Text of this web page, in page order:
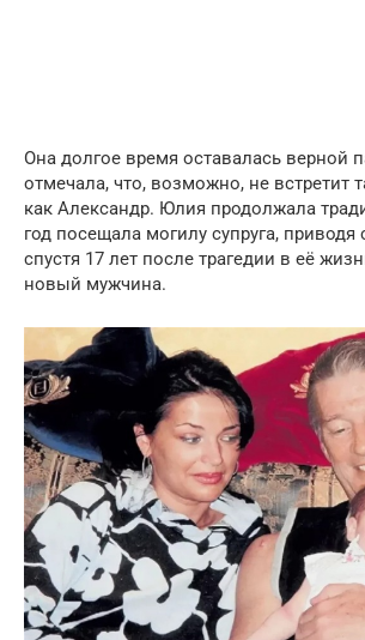
Она долгое время оставалась верной
отмечала, что, возможно, не встретит
как Александр. Юлия продолжала
год посещала могилу супруга,
спустя 17 лет после трагедии в её
новый мужчина.